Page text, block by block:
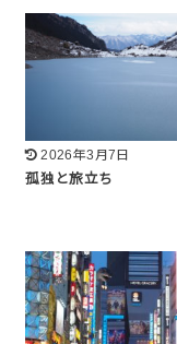
2026年3月7日
孤独と旅立ち